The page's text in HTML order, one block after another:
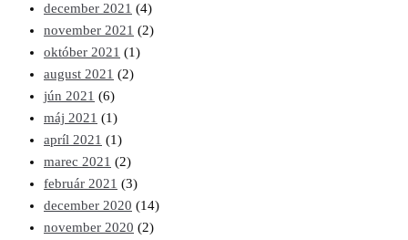
december 2021 (4)
november 2021 (2)
október 2021 (1)
august 2021 (2)
jún 2021 (6)
máj 2021 (1)
apríl 2021 (1)
marec 2021 (2)
február 2021 (3)
december 2020 (14)
november 2020 (2)